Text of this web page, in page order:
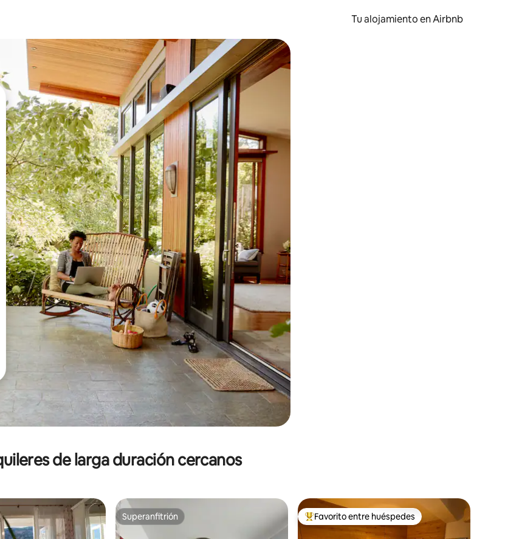
Tu alojamiento en Airbnb
de flecha hacia arriba y hacia abajo o explorá deslizando el dedo.
de larga duración cercanos
Superanfitrión
Superanfitrión Favorito entre los huéspedes más destacados
Favorito entre huéspedes